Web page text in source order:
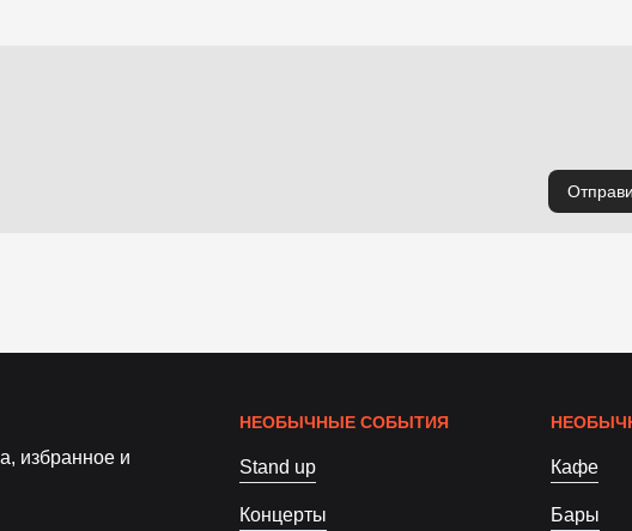
избранное и
НЕОБЫЧНЫЕ СОБЫТИЯ
Stand up
Концерты
Кафе
Бары